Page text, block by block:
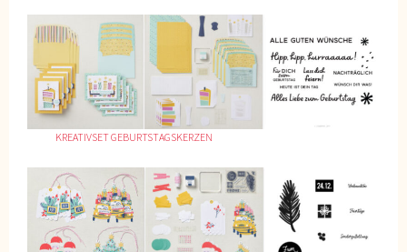
KREATIVSET GEBURTSTAGSKERZEN